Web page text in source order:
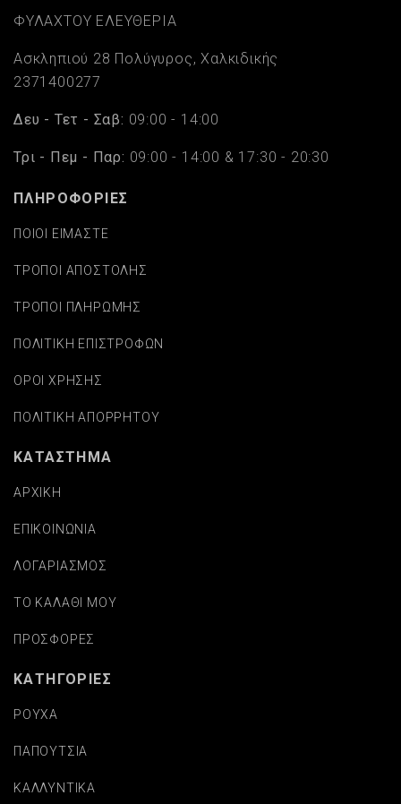
ΦΥΛΑΧΤΟΥ ΕΛΕΥΘΕΡΙΑ
Ασκληπιού 28 Πολύγυρος, Χαλκιδικής
2371400277
Δευ - Τετ - Σαβ: 09:00 - 14:00
Τρι - Πεμ - Παρ: 09:00 - 14:00 & 17:30 - 20:30
ΠΛΗΡΟΦΟΡΙΕΣ
ΠΟΙΟΙ ΕΙΜΑΣΤΕ
ΤΡΟΠΟΙ ΑΠΟΣΤΟΛΗΣ
ΤΡΟΠΟΙ ΠΛΗΡΩΜΗΣ
ΠΟΛΙΤΙΚΗ ΕΠΙΣΤΡΟΦΩΝ
ΟΡΟΙ ΧΡΗΣΗΣ
ΠΟΛΙΤΙΚΗ ΑΠΟΡΡΗΤΟΥ
ΚΑΤΑΣΤΗΜΑ
ΑΡΧΙΚΗ
ΕΠΙΚΟΙΝΩΝΙΑ
ΛΟΓΑΡΙΑΣΜΟΣ
ΤΟ ΚΑΛΑΘΙ ΜΟΥ
ΠΡΟΣΦΟΡΕΣ
ΚΑΤΗΓΟΡΙΕΣ
ΡΟΥΧΑ
ΠΑΠΟΥΤΣΙΑ
ΚΑΛΛΥΝΤΙΚΑ